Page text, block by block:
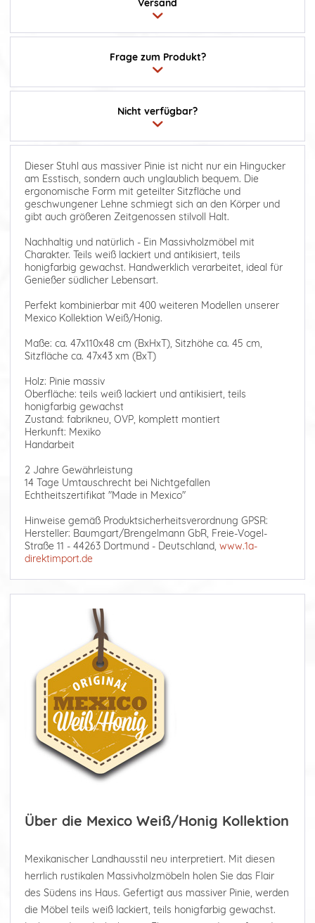
Frage zum Produkt?
Versand
Nicht verfügbar?
Dieser Stuhl aus massiver Pinie ist nicht nur ein Hingucker
am Esstisch, sondern auch unglaublich bequem. Die
ergonomische Form mit geteilter Sitzfläche und
geschwungener Lehne schmiegt sich an den Körper und
gibt auch größeren Zeitgenossen stilvoll Halt.
Nachhaltig und natürlich - Ein Massivholzmöbel mit
Charakter. Teils weiß lackiert und antikisiert, teils
honigfarbig gewachst. Handwerklich verarbeitet, ideal für
Genießer südlicher Lebensart.
Perfekt kombinierbar mit 400 weiteren Modellen unserer
Mexico Kollektion Weiß/Honig.
Maße: ca. 47x110x48 cm (BxHxT), Sitzhöhe ca. 45 cm,
Sitzfläche ca. 47x43 xm (BxT)
Holz: Pinie massiv
Oberfläche: teils weiß lackiert und antikisiert, teils
honigfarbig gewachst
Zustand: fabrikneu, OVP, komplett montiert
Herkunft: Mexiko
Handarbeit
2 Jahre Gewährleistung
14 Tage Umtauschrecht bei Nichtgefallen
Echtheitszertifikat "Made in Mexico"
Hinweise gemäß Produktsicherheitsverordnung GPSR:
Hersteller: Baumgart/Brengelmann GbR, Freie-Vogel-
Straße 11 - 44263 Dortmund - Deutschland, www.1a-
direktimport.de
Über die Mexico Weiß/Honig Kollektion
Mexikanischer Landhausstil neu interpretiert. Mit diesen
herrlich rustikalen Massivholzmöbeln holen Sie das Flair
des Südens ins Haus. Gefertigt aus massiver Pinie, werden
die Möbel teils weiß lackiert, teils honigfarbig gewachst.